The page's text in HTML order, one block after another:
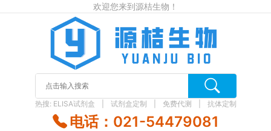
欢迎您来到源桔生物！
热搜: ELISA试剂盒 试剂盒定制 免费代测 抗体定制
电话：021-54479081